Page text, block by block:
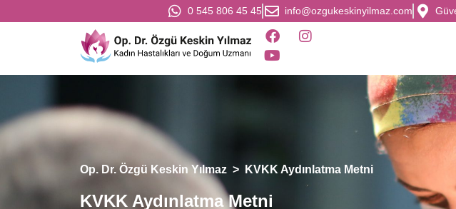
0 545 806 45 45 info@ozgukeskinyilmaz.com
Op. Dr. Özgü Keskin Yılmaz > KVKK Aydınlatma Metni
KVKK Aydınlatma Metni